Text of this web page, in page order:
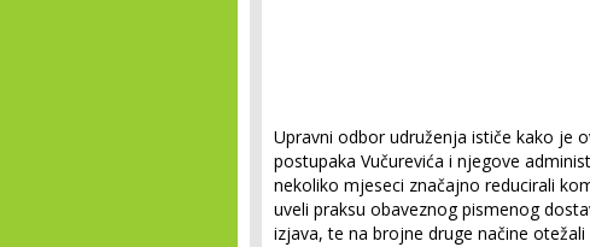
Upravni odbor udruženja ističe kako je
postupaka Vučurevića i njegove
nekoliko mjeseci značajno reducirali
uveli praksu obaveznog pismenog
izjava, te na brojne druge načine